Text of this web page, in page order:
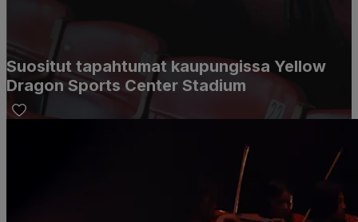
Suositut tapahtumat kaupungissa Yellow
Dragon Sports Center Stadium